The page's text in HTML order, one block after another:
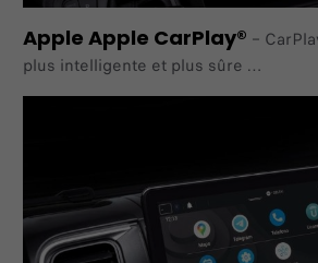
Apple Apple CarPlay® –
plus intelligente et plus sûre
d'utiliser votre iPhone dans le
sur l'écran intégré de votre Ducato
vous souhaitez utiliser avec votre
conduite.
Vous pouvez définir vos itinéraires,